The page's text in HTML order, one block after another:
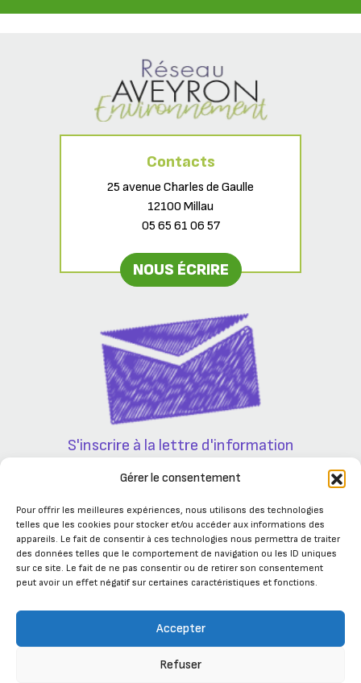
Gérer le consentement
Pour offrir les meilleures expériences, nous utilisons des technologies
telles que les cookies pour stocker et/ou accéder aux informations des
appareils. Le fait de consentir à ces technologies nous permettra de traiter
des données telles que le comportement de navigation ou les ID uniques
sur ce site. Le fait de ne pas consentir ou de retirer son consentement
peut avoir un effet négatif sur certaines caractéristiques et fonctions.
Accepter
Refuser
Contacts
25 avenue Charles de Gaulle
12100 Millau
05 65 61 06 57
NOUS ÉCRIRE
S'inscrire à la lettre d'information
Se connecter